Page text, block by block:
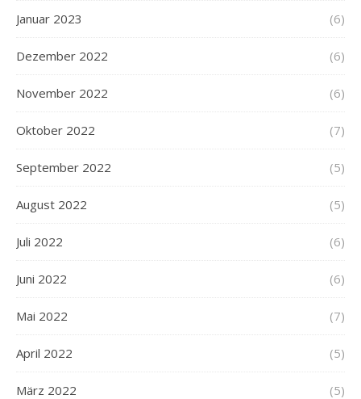
Januar 2023 (6)
Dezember 2022 (6)
November 2022 (6)
Oktober 2022 (7)
September 2022 (5)
August 2022 (5)
Juli 2022 (6)
Juni 2022 (6)
Mai 2022 (7)
April 2022 (5)
März 2022 (5)